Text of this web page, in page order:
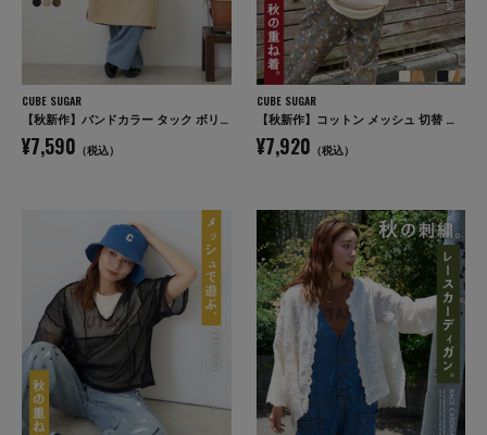
CUBE SUGAR
【秋新作】バンドカラー タック ボリューム シャツワンピース
¥7,590 （税込）
CUBE SUGAR
【秋新作】コットン メッシュ 切替 ビッグパーカー
¥7,920 （税込）